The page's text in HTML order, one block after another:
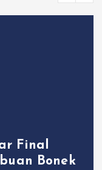
Final
Bonek